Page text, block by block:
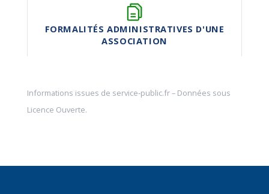
FORMALITÉS ADMINISTRATIVES D'UNE
ASSOCIATION
Informations issues de service-public.fr– Données sous
Licence Ouverte.